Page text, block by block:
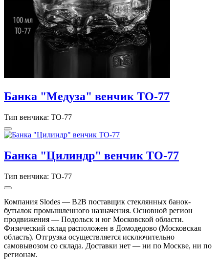
Банка "Медуза" венчик ТО-77
Тип венчика: ТО-77
Банка "Цилиндр" венчик ТО-77
Тип венчика: ТО-77
Компания Slodes — B2B поставщик стеклянных банок-
бутылок промышленного назначения. Основной регион
продвижения — Подольск и юг Московской области.
Физический склад расположен в Домодедово (Московская
область). Отгрузка осуществляется исключительно
самовывозом со склада. Доставки нет — ни по Москве, ни по
регионам.